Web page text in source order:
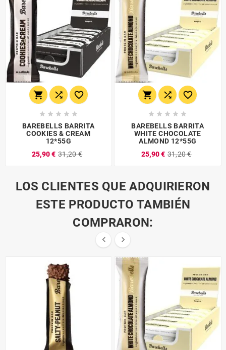
  
    
BAREBELLS BARRITA
COOKIES & CREAM
12*55G
25,90 € 31,20 €
  
    
BAREBELLS BARRITA
WHITE CHOCOLATE
ALMOND 12*55G
25,90 € 31,20 €
LOS CLIENTES QUE ADQUIRIERON
ESTE PRODUCTO TAMBIÉN
COMPRARON:
 